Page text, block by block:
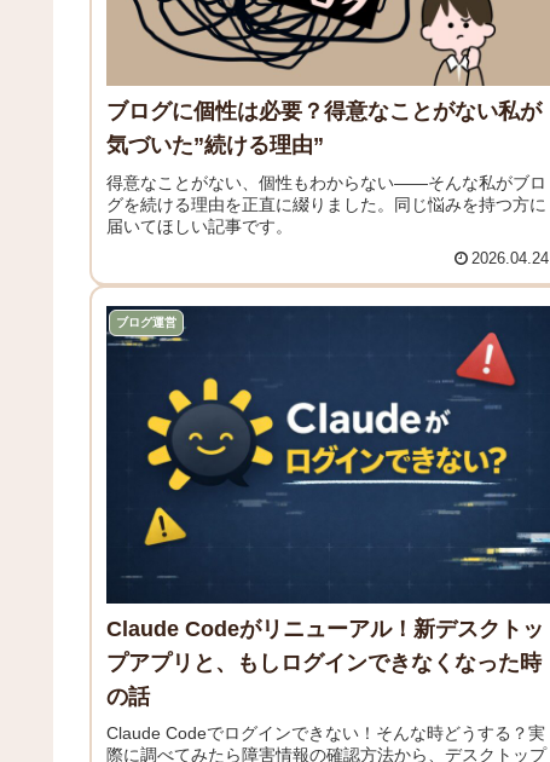
ブログに個性は必要？得意なことがない私が
気づいた”続ける理由”
得意なことがない、個性もわからない——そんな私がブロ
グを続ける理由を正直に綴りました。同じ悩みを持つ方に
届いてほしい記事です。
2026.04.24
ブログ運営
Claude Codeがリニューアル！新デスクトッ
プアプリと、もしログインできなくなった時
の話
Claude Codeでログインできない！そんな時どうする？実
際に調べてみたら障害情報の確認方法から、デスクトップ